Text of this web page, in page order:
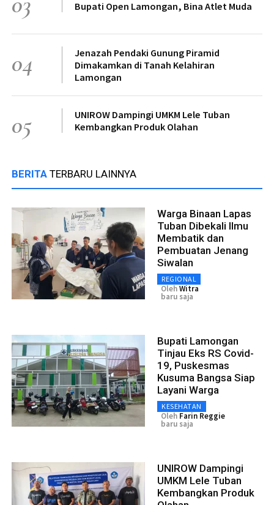
Bupati Open Lamongan, Bina Atlet Muda
04
Jenazah Pendaki Gunung Piramid
Dimakamkan di Tanah Kelahiran
Lamongan
05
UNIROW Dampingi UMKM Lele Tuban
Kembangkan Produk Olahan
BERITA TERBARU LAINNYA
Warga Binaan Lapas
Tuban Dibekali Ilmu
Membatik dan
Pembuatan Jenang
Siwalan
REGIONAL
OlehWitra
baru saja
Bupati Lamongan
Tinjau Eks RS Covid-
19, Puskesmas
Kusuma Bangsa Siap
Layani Warga
KESEHATAN
Oleh Farin Reggie
baru saja
UNIROW Dampingi
UMKM Lele Tuban
Kembangkan Produk